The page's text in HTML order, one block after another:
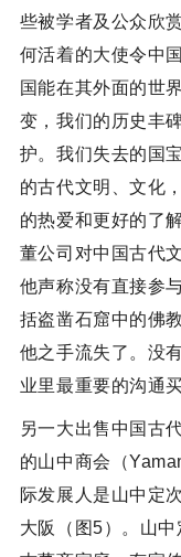
些被学者及公众欣
何活着的大使令中
国能在其外面的世
变，我们的历史丰
护。我们失去的国
的古代文明、文化
的热爱和更好的了
董公司对中国古代
他声称没有直接参
括盗凿石窟中的佛
他之手流失了。没
业里最重要的沟通
另一大出售中国古
的山中商会（
际发展人是山中定
大阪（图5）。山